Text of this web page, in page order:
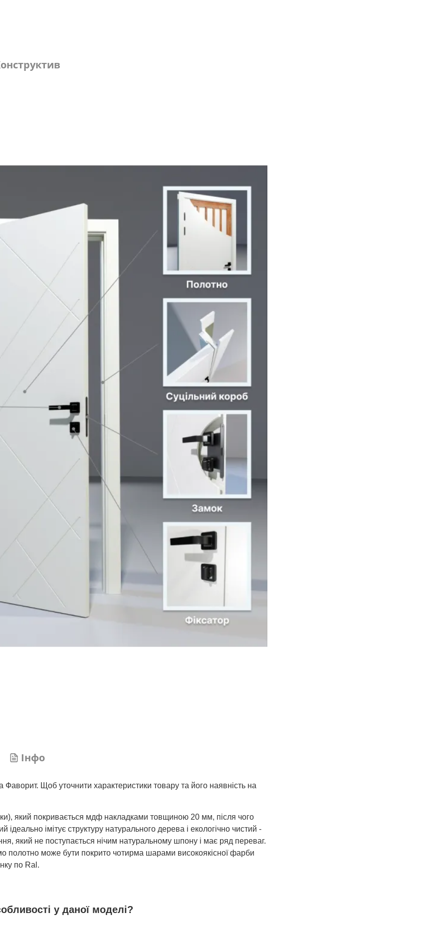
Інфо
Щоб уточнити характеристики товару та його наявність на
який покривається мдф накладками товщиною 20 мм, після чого
імітує структуру натурального дерева і екологічно чистий -
який не поступається нічим натуральному шпону і має ряд переваг.
полотно може бути покрито чотирма шарами високоякісної фарби
по Ral.
у даної моделі?